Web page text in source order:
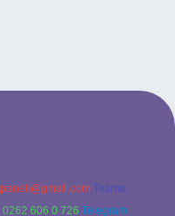
Teams:
0262 606 0 726 Telegram: